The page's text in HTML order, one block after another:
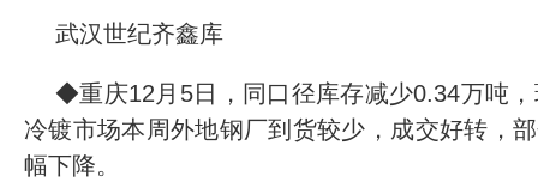
武汉世纪齐鑫库
◆重庆12月5日，同口径库存减少0.34万吨
冷镀市场本周外地钢厂到货较少，成交好转，
幅下降。